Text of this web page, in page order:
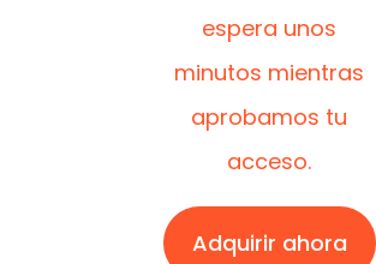
espera unos
minutos mientras
aprobamos tu
acceso.
Adquirir ahora